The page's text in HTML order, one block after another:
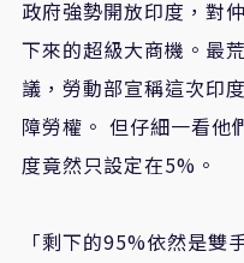
政府強勢開放印度，對
下來的超級大商機。最
議，勞動部宣稱這次印
障勞權。 但仔細一看他
度竟然只設定在5%。
「剩下的95%依然是雙